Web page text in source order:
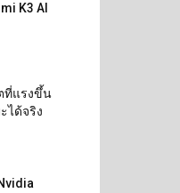
K3 AI
ที่แรงขึ้น
ได้จริง